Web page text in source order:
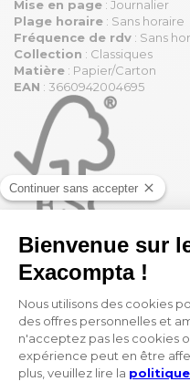
Mise en page : Journalier
Plage horaire : Sans horaire
Fréquence de rdv : Sans
Collection : Classiques
Matière : Papier/Carton
EAN : 3660942004695
Vous
éphém. ?